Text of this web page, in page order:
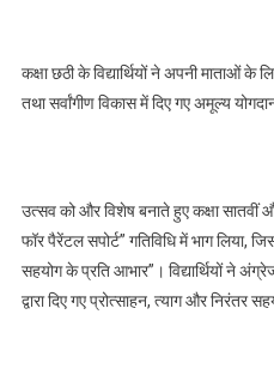
कक्षा छठी के विद्यार्थियों ने अपनी माताओं
तथा सर्वांगीण विकास में दिए गए अमूल्य
उत्सव को और विशेष बनाते हुए कक्षा सातवीं
फॉर पैरेंटल सपोर्ट” गतिविधि में भाग लिया,
सहयोग के प्रति आभार”। विद्यार्थियों ने
द्वारा दिए गए प्रोत्साहन, त्याग और निरंतर